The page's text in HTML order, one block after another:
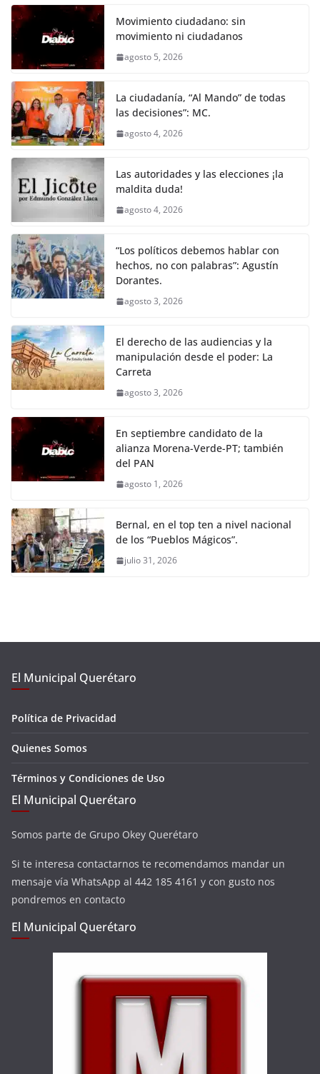
Movimiento ciudadano: sin
movimiento ni ciudadanos
agosto 5, 2026
La ciudadanía, “Al Mando” de todas
las decisiones”: MC.
agosto 4, 2026
Las autoridades y las elecciones ¡la
maldita duda!
agosto 4, 2026
“Los políticos debemos hablar con
hechos, no con palabras”: Agustín
Dorantes.
agosto 3, 2026
El derecho de las audiencias y la
manipulación desde el poder: La
Carreta
agosto 3, 2026
En septiembre candidato de la
alianza Morena-Verde-PT; también
del PAN
agosto 1, 2026
Bernal, en el top ten a nivel nacional
de los “Pueblos Mágicos”.
julio 31, 2026
El Municipal Querétaro
Política de Privacidad
Quienes Somos
Términos y Condiciones de Uso
El Municipal Querétaro
Somos parte de Grupo Okey Querétaro
Si te interesa contactarnos te recomendamos mandar un
mensaje vía WhatsApp al 442 185 4161 y con gusto nos
pondremos en contacto
El Municipal Querétaro